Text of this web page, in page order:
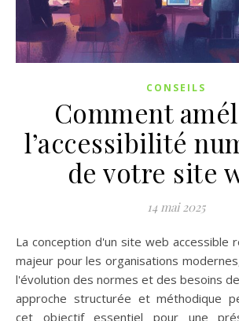
CONSEILS
Comment
l’accessibilité
de votre site
14 mai 2025
La conception d'un site web accessible représente un défi
majeur pour les organisations
l'évolution des normes et des besoins
approche structurée et méthodique
cet objectif essentiel pour une